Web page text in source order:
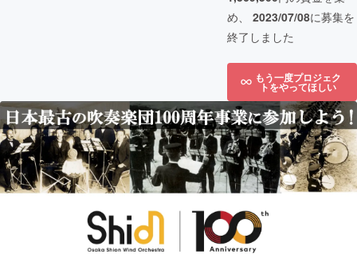
め、 2023/07/08に募集を
終了しました
もう一度プロジェク
トをやってほしい